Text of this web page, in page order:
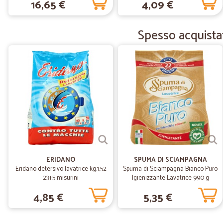
16,65 € 4,09 €
Spesso
ERIDANO
Eridano detersivo lavatrice kg.1,52
23+5 misurini
4,85 €
SPUMA DI SCIAMPAGNA
Spuma di Sciampagna Bianco Puro
Igienizzante Lavatrice 990 g
5,35 €